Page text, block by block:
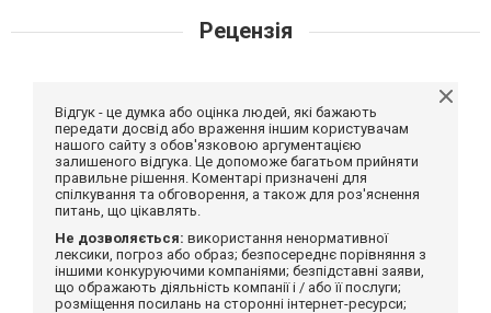
Рецензія
Відгук - це думка або оцінка людей, які бажають
передати досвід або враження іншим користувачам
нашого сайту з обов'язковою аргументацією
залишеного відгука. Це допоможе багатьом прийняти
правильне рішення. Коментарі призначені для
спілкування та обговорення, а також для роз'яснення
питань, що цікавлять.
Не дозволяється: використання ненормативної
лексики, погроз або образ; безпосереднє порівняння з
іншими конкуруючими компаніями; безпідставні заяви,
що ображають діяльність компанії і / або її послуги;
розміщення посилань на сторонні інтернет-ресурси;